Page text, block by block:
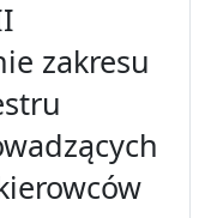
zakresu